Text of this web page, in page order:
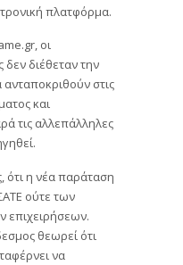
πλατφόρμα.
οι
δεν διέθεταν την
ανταποκριθούν στις
και
τις αλλεπάλληλες
ότι η νέα παράταση
ούτε των
επιχειρήσεων.
θεωρεί ότι
να